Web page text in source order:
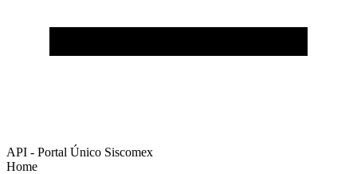
API - Portal Único Siscomex
Home